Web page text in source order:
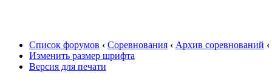
Список форумов ‹ Соревнования ‹ Архив соревнований ‹
Изменить размер шрифта
Версия для печати